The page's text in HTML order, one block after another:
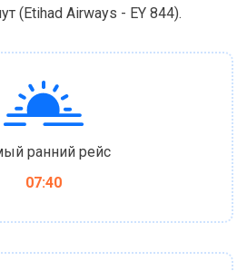
(Etihad Airways - EY 844).
ранний рейс
07:40